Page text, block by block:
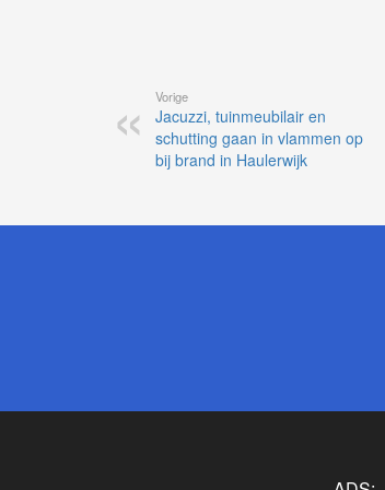
Vorige
Jacuzzi, tuinmeubilair en
schutting gaan in vlammen op
bij brand in Haulerwijk